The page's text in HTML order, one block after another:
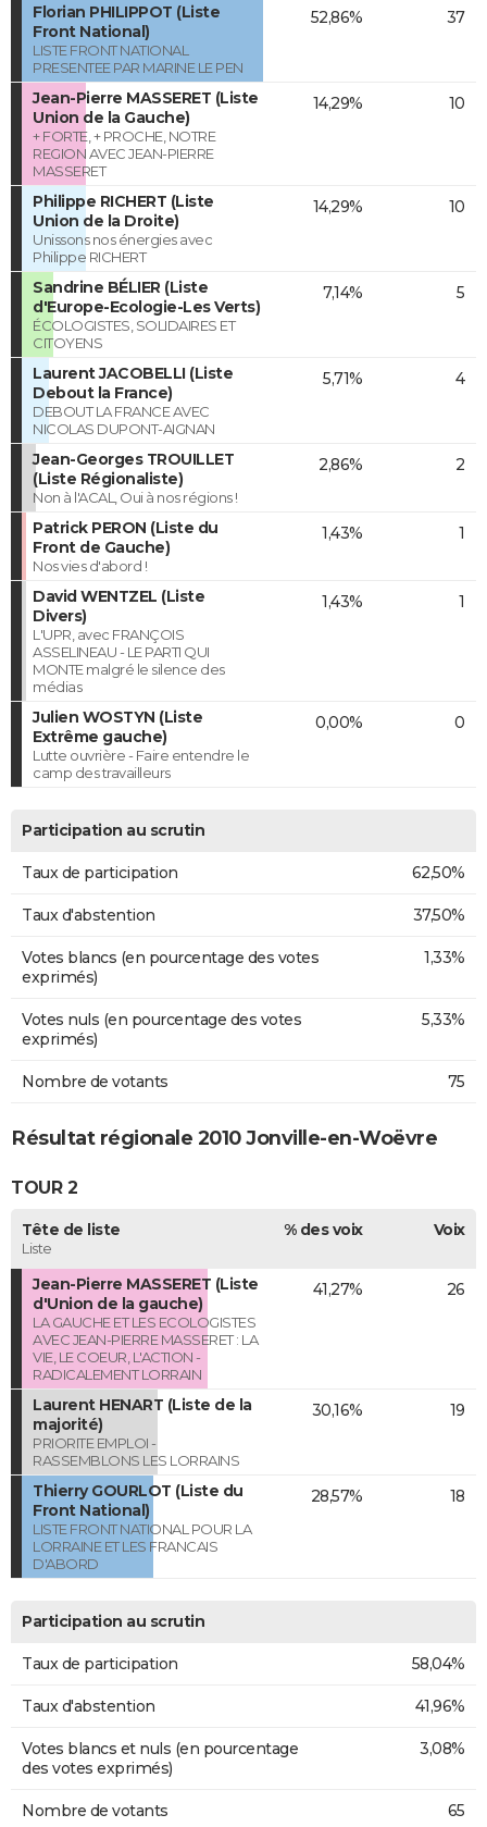
Florian PHILIPPOT (Liste
Front National)
LISTE FRONT NATIONAL
PRESENTEE PAR MARINE LE PEN
52,86% 37
Jean-Pierre MASSERET (Liste
Union de la Gauche)
+ FORTE, + PROCHE, NOTRE
REGION AVEC JEAN-PIERRE
MASSERET
14,29% 10
Philippe RICHERT (Liste
Union de la Droite)
Unissons nos énergies avec
Philippe RICHERT
14,29% 10
Sandrine BÉLIER (Liste
d'Europe-Ecologie-Les Verts)
ÉCOLOGISTES, SOLIDAIRES ET
CITOYENS
7,14% 5
Laurent JACOBELLI (Liste
Debout la France)
DEBOUT LA FRANCE AVEC
NICOLAS DUPONT-AIGNAN
5,71% 4
Jean-Georges TROUILLET
(Liste Régionaliste)
Non à l'ACAL, Oui à nos régions !
2,86% 2
Patrick PERON (Liste du
Front de Gauche)
Nos vies d'abord !
1,43% 1
David WENTZEL (Liste
Divers)
L'UPR, avec FRANÇOIS
ASSELINEAU - LE PARTI QUI
MONTE malgré le silence des
médias
1,43% 1
Julien WOSTYN (Liste
Extrême gauche)
Lutte ouvrière - Faire entendre le
camp des travailleurs
0,00% 0
Participation au scrutin
Taux de participation 62,50%
Taux d'abstention 37,50%
Votes blancs (en pourcentage des votes
exprimés)
1,33%
Votes nuls (en pourcentage des votes
exprimés)
5,33%
Nombre de votants 75
Résultat régionale 2010 Jonville-en-Woëvre
TOUR 2
Tête de liste
Liste
% des voix Voix
Jean-Pierre MASSERET (Liste
d'Union de la gauche)
LA GAUCHE ET LES ECOLOGISTES
AVEC JEAN-PIERRE MASSERET : LA
VIE, LE COEUR, L'ACTION -
RADICALEMENT LORRAIN
41,27% 26
Laurent HENART (Liste de la
majorité)
PRIORITE EMPLOI -
RASSEMBLONS LES LORRAINS
30,16% 19
Thierry GOURLOT (Liste du
Front National)
LISTE FRONT NATIONAL POUR LA
LORRAINE ET LES FRANCAIS
D'ABORD
28,57% 18
Participation au scrutin
Taux de participation 58,04%
Taux d'abstention 41,96%
Votes blancs et nuls (en pourcentage
des votes exprimés)
3,08%
Nombre de votants 65